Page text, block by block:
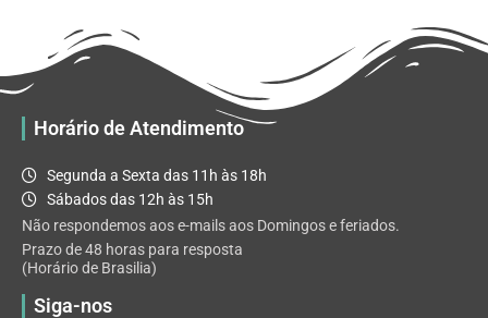
Horário de Atendimento
Segunda a Sexta das 11h às 18h
Sábados das 12h às 15h
Não respondemos aos e-mails aos Domingos e feriados.
Prazo de 48 horas para resposta
(Horário de Brasilia)
Siga-nos